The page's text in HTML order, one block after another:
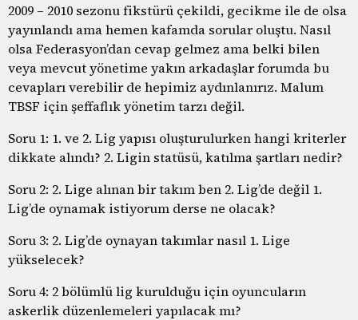
2009 – 2010 sezonu fikstürü çekildi, gecikme ile de olsa
yayınlandı ama hemen kafamda sorular oluştu. Nasıl
olsa Federasyon’dan cevap gelmez ama belki bilen
veya mevcut yönetime yakın arkadaşlar forumda bu
cevapları verebilir de hepimiz aydınlanırız. Malum
TBSF için şeffaflık yönetim tarzı değil.
Soru 1: 1. ve 2. Lig yapısı oluşturulurken hangi kriterler
dikkate alındı? 2. Ligin statüsü, katılma şartları nedir?
Soru 2: 2. Lige alınan bir takım ben 2. Lig’de değil 1.
Lig’de oynamak istiyorum derse ne olacak?
Soru 3: 2. Lig’de oynayan takımlar nasıl 1. Lige
yükselecek?
Soru 4: 2 bölümlü lig kurulduğu için oyuncuların
askerlik düzenlemeleri yapılacak mı?